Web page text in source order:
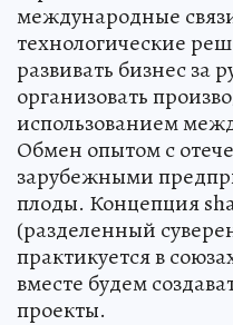
международные
технологические
развивать бизнес за
организовать
использованием
Обмен опытом с
зарубежными
плоды. Концепция
(разделенный
практикуется в
вместе будем
проекты.